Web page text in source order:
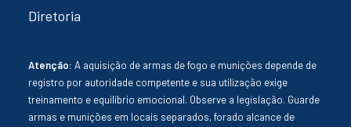
Diretoria
Atenção: A aquisição de armas de fogo e munições depende de
registro por autoridade competente e sua utilização exige
treinamento e equilíbrio emocional. Observe a legislação. Guarde
armas e munições em locais separados, forado alcance de